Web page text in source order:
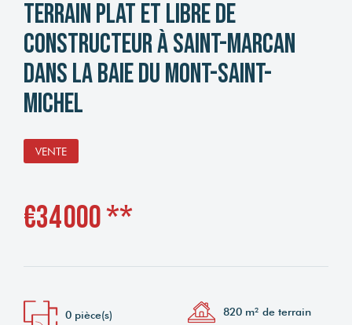
Terrain plat et libre de
constructeur à Saint-Marcan
dans la baie du Mont-Saint-
Michel
VENTE
€34 000**
0 pièce(s) 820 m² de terrain